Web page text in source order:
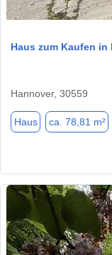
Haus zum Kaufen in
Hannover, 30559
Haus ca. 78,81 m²